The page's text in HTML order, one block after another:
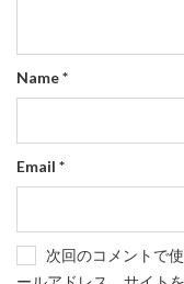
Name*
Email *
次回のコメントで